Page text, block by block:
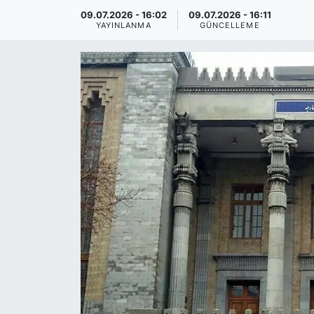
09.07.2026 - 16:02
YAYINLANMA
09.07.2026 - 16:11
GÜNCELLEME